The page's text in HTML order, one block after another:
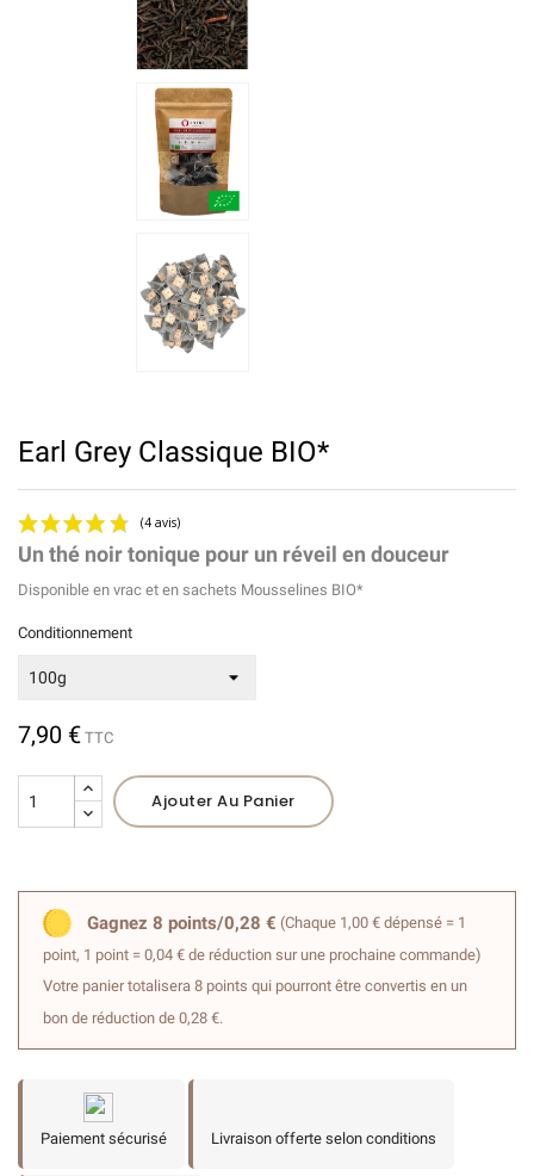
Earl Grey Classique BIO*
Un thé noir tonique pour un réveil en douceur
Disponible en vrac et en sachets Mousselines BIO*
Conditionnement
7,90 € TTC
Ajouter Au Panier
Gagnez 8 points/0,28 € (Chaque 1,00 € dépensé = 1
point, 1 point = 0,04 € de réduction sur une prochaine commande)
Votre panier totalisera 8 points qui pourront être convertis en un
bon de réduction de 0,28 €.
Paiement sécurisé Livraison offerte selon conditions